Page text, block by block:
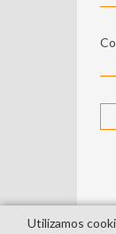
Utilizamos